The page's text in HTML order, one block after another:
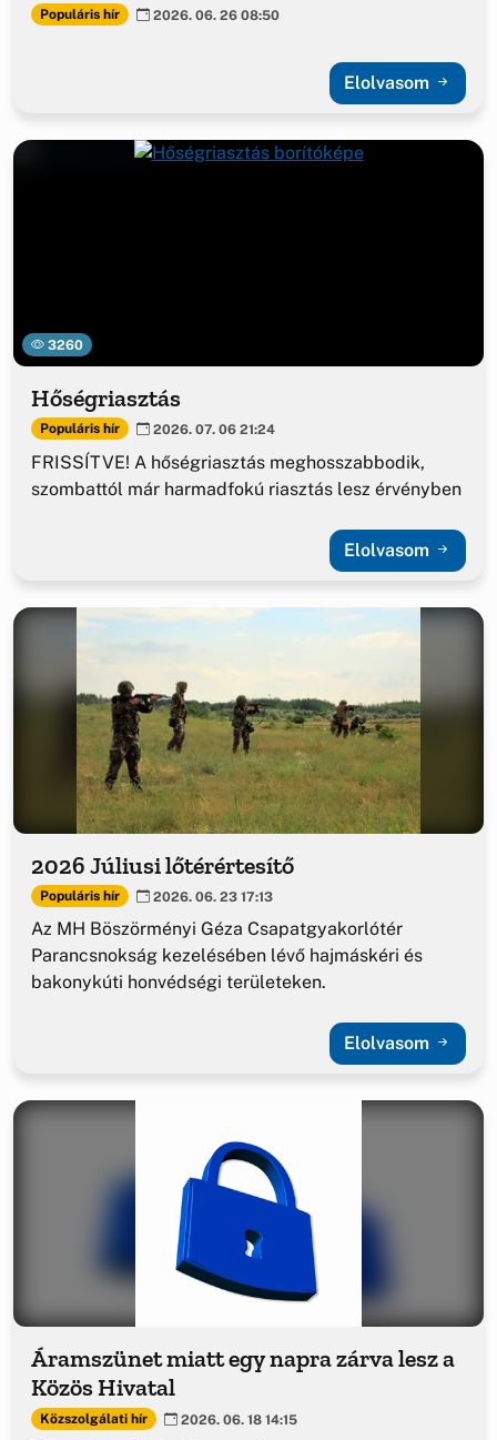
Populáris hír 2026. 06. 26 08:50
Elolvasom
3260
Hőségriasztás
Populáris hír 2026. 07. 06 21:24
FRISSÍTVE! A hőségriasztás meghosszabbodik,
szombattól már harmadfokú riasztás lesz érvényben
Elolvasom
2026 Júliusi lőtérértesítő
Populáris hír 2026. 06. 23 17:13
Az MH Böszörményi Géza Csapatgyakorlótér
Parancsnokság kezelésében lévő hajmáskéri és
bakonykúti honvédségi területeken.
Elolvasom
Áramszünet miatt egy napra zárva lesz a
Közös Hivatal
Közszolgálati hír 2026. 06. 18 14:15